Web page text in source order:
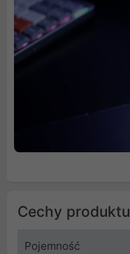
Cechy produktu
Pojemność